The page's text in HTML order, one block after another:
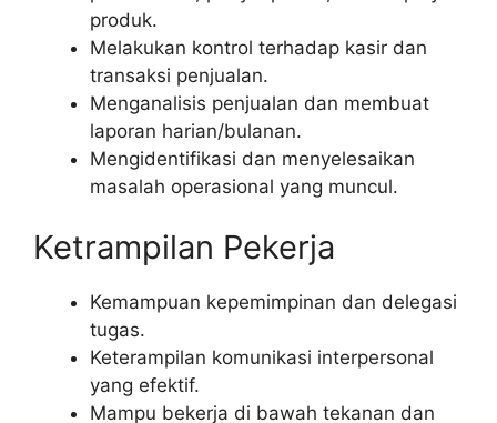
produk.
Melakukan kontrol terhadap kasir dan
transaksi penjualan.
Menganalisis penjualan dan membuat
laporan harian/bulanan.
Mengidentifikasi dan menyelesaikan
masalah operasional yang muncul.
Ketrampilan Pekerja
Kemampuan kepemimpinan dan delegasi
tugas.
Keterampilan komunikasi interpersonal
yang efektif.
Mampu bekerja di bawah tekanan dan